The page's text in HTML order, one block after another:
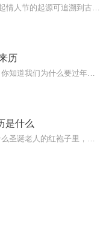
历
是什么